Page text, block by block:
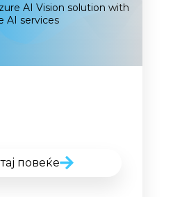
AI Vision solution with
AI services
повеќе